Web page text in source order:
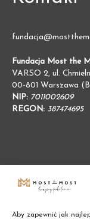
Aby zapewnić jak
Fundacja Most the
VARSO 2, ul.
00-801 Warszawa
NIP: 7011002609
REGON: 387474695